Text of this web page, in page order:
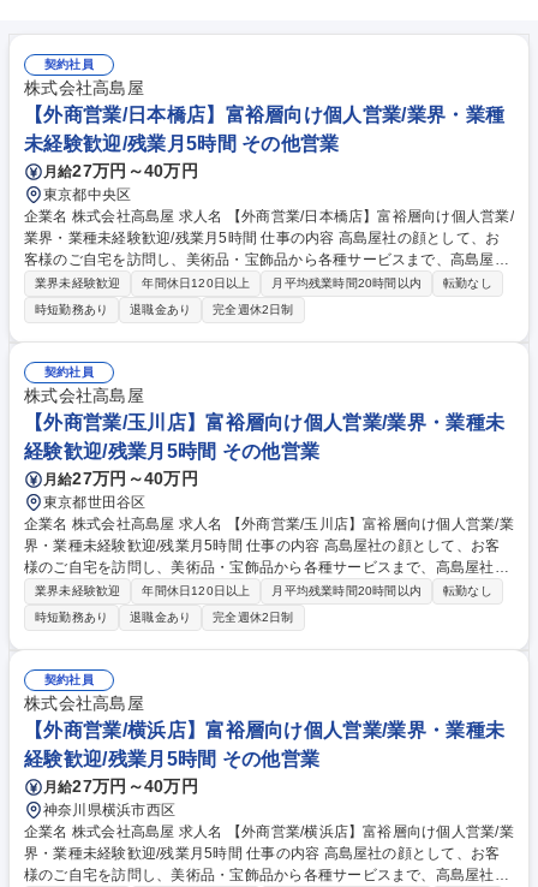
契約社員
株式会社高島屋
【外商営業/日本橋店】富裕層向け個人営業/業界・業種
未経験歓迎/残業月5時間 その他営業
月給27万円～40万円
東京都中央区
企業名 株式会社高島屋 求人名 【外商営業/日本橋店】富裕層向け個人営業/
業界・業種未経験歓迎/残業月5時間 仕事の内容 高島屋社の顔として、お
客様のご自宅を訪問し、美術品・宝飾品から各種サービスまで、高島屋社
が取り扱うあらゆる商品・サービスをお客様のご要望に応じて柔軟にコン
サルティング提案するお仕事です。 【具体的には】 ■既に信頼関係のある
お客様(富裕層を中心とした個人顧客)のご自宅を定期的に訪問し、ライフ
スタイルやニーズのヒアリングを行います。 ■お伺いしたご要望に基づ
き、美術品・高級時計・国内外のファッション、さらには資産計画に至る
まで、高島屋のすべてのリソースを駆使した最適なご提案を企画・実行し
ます。 ■多様な経験をされた方と接することで自己成長にも繋がるお仕事
です。 募集職種 【外商営業/日本橋店】富裕層向け個人営業/業界・業種未
経験歓迎/残業月5時間
業界未経験歓迎 年間休日120日以上 月平均残業時間20時間以内
転勤なし
時短勤務あり
退職金あり 完全週休2日制
契約社員
株式会社高島屋
【外商営業/玉川店】富裕層向け個人営業/業界・業種未
経験歓迎/残業月5時間 その他営業
月給27万円～40万円
東京都世田谷区
企業名 株式会社高島屋 求人名 【外商営業/玉川店】富裕層向け個人営業/業
界・業種未経験歓迎/残業月5時間 仕事の内容 高島屋社の顔として、お客
様のご自宅を訪問し、美術品・宝飾品から各種サービスまで、高島屋社が
取り扱うあらゆる商品・サービスをお客様のご要望に応じて柔軟にコンサ
ルティング提案するお仕事です。 【具体的には】 ■既に信頼関係のあるお
客様(富裕層を中心とした個人顧客)のご自宅を定期的に訪問し、ライフス
タイルやニーズのヒアリングを行います。 ■お伺いしたご要望に基づき、
美術品・高級時計・国内外のファッション、さらには資産計画に至るま
で、高島屋のすべてのリソースを駆使した最適なご提案を企画・実行しま
す。 ■多様な経験をされた方と接することで自己成長にも繋がるお仕事で
す。 募集職種 【外商営業/玉川店】富裕層向け個人営業/業界・業種未経験
歓迎/残業月5時間
業界未経験歓迎 年間休日120日以上 月平均残業時間20時間以内
転勤なし
時短勤務あり
退職金あり 完全週休2日制
契約社員
株式会社高島屋
【外商営業/横浜店】富裕層向け個人営業/業界・業種未
経験歓迎/残業月5時間 その他営業
月給27万円～40万円
神奈川県横浜市西区
企業名 株式会社高島屋 求人名 【外商営業/横浜店】富裕層向け個人営業/業
界・業種未経験歓迎/残業月5時間 仕事の内容 高島屋社の顔として、お客
様のご自宅を訪問し、美術品・宝飾品から各種サービスまで、高島屋社が